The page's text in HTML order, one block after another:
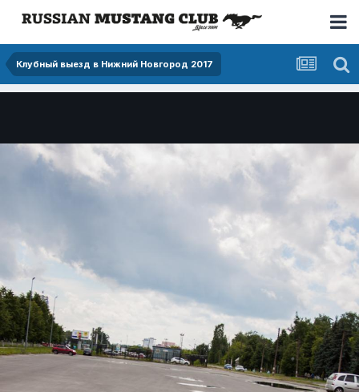
Клубный выезд в Нижний Новгород 2017